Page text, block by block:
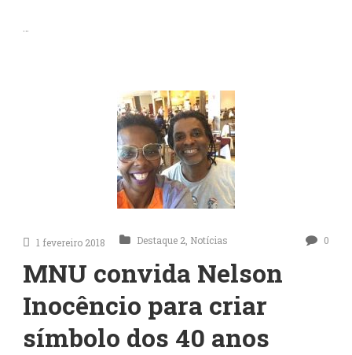
1 fevereiro 2018 Destaque 2 Notícias 0
MNU convida Nelson
Inocêncio para criar
símbolo dos 40 anos